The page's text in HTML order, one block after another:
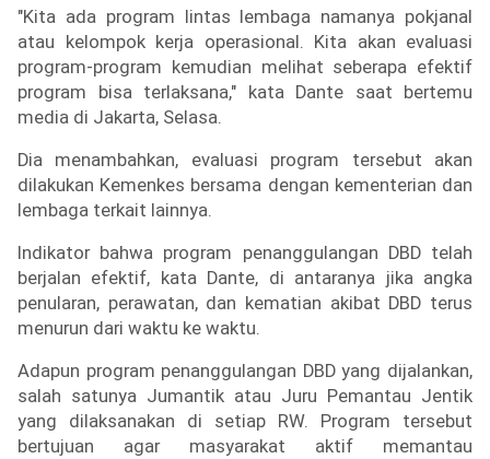
"Kita ada program lintas lembaga namanya pokjanal
atau kelompok kerja operasional. Kita akan evaluasi
program-program kemudian melihat seberapa efektif
program bisa terlaksana," kata Dante saat bertemu
media di Jakarta, Selasa.
Dia menambahkan, evaluasi program tersebut akan
dilakukan Kemenkes bersama dengan kementerian dan
lembaga terkait lainnya.
Indikator bahwa program penanggulangan DBD telah
berjalan efektif, kata Dante, di antaranya jika angka
penularan, perawatan, dan kematian akibat DBD terus
menurun dari waktu ke waktu.
Adapun program penanggulangan DBD yang dijalankan,
salah satunya Jumantik atau Juru Pemantau Jentik
yang dilaksanakan di setiap RW. Program tersebut
bertujuan agar masyarakat aktif memantau